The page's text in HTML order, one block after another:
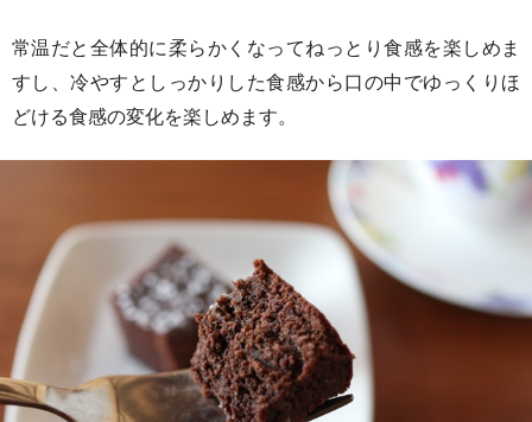
常温だと全体的に柔らかくなってねっとり食感を楽しめま
すし、冷やすとしっかりした食感から口の中でゆっくりほ
どける食感の変化を楽しめます。